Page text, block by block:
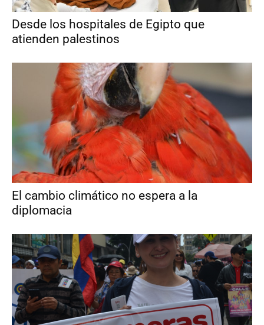
Desde los hospitales de Egipto que
atienden palestinos
El cambio climático no espera a la
diplomacia